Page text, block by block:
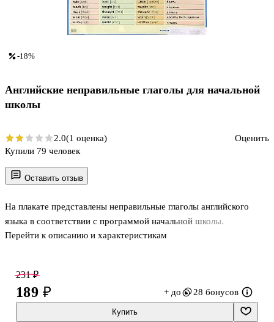
Оставить отзыв
На плакате представлены неправильные глаголы английского
языка в соответствии с программой начальной школы.
Перейти к описанию и характеристикам
-18%
Английские неправильные глаголы для начальной
школы
2.0(1 оценка)
Оценить
Купили 79 человек
231 ₽
189 ₽ + до 28 бонусов
Купить